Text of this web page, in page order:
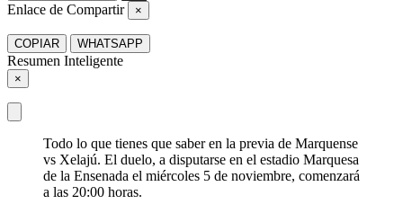
Enlace de Compartir ×
COPIAR WHATSAPP
Resumen Inteligente
×
Todo lo que tienes que saber en la previa de Marquense
vs Xelajú. El duelo, a disputarse en el estadio Marquesa
de la Ensenada el miércoles 5 de noviembre, comenzará
a las 20:00 horas.